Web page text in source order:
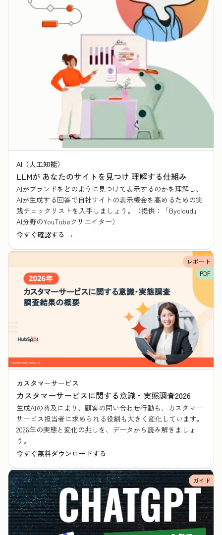
AI（人工知能）
LLMが あなたのサイトを見つけ 理解する仕組み
AIがブランドをどのように見つけて表示するのかを理解し、
AIが生成する回答で自社サイトの表示機会を高めるための実
践チェックリストを入手しましょう。（提供：「Bycloud」
AI分野のYouTubeクリエイター）
今すぐ確認する →
レポート
PDF
カスタマーサービス
カスタマーサービスに関する意識・実態調査2026
生成AIの普及により、顧客の問い合わせ行動も、カスタマー
サービス担当者に求められる役割も大きく変化しています。
2026年の実態と変化の兆しを、データから読み解きましょ
う。
今すぐ無料ダウンロードする
ガイド